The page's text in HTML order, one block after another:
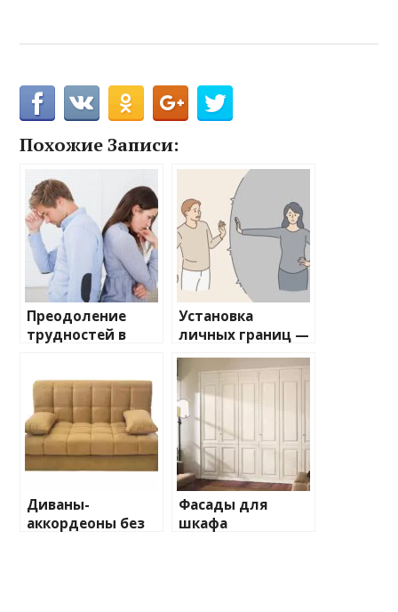
Похожие Записи:
Преодоление
трудностей в
руководство для
гармонии
Установка
личных границ —
Пошаговое
руководство для
крепких
отношений
Диваны-
аккордеоны без
Фасады для
шкафа